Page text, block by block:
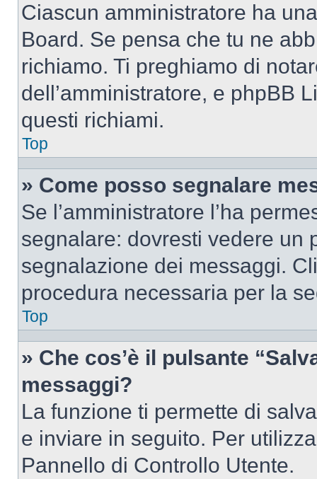
Ciascun amministratore ha
Board. Se pensa che tu ne
richiamo. Ti preghiamo di
dell’amministratore, e phpBB
questi richiami.
Top
» Come posso segnalare
Se l’amministratore l’ha
segnalare: dovresti vedere un
segnalazione dei messaggi.
procedura necessaria per la
Top
» Che cos’è il pulsante
messaggi?
La funzione ti permette di
e inviare in seguito. Per
Pannello di Controllo Utente.